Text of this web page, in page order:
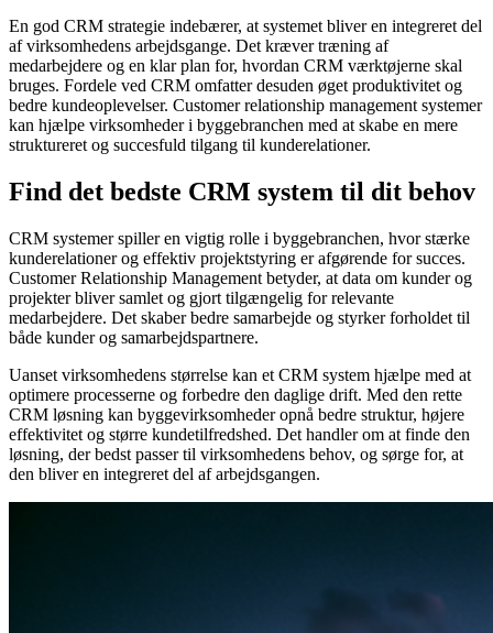
En god CRM strategie indebærer, at systemet bliver en integreret del
af virksomhedens arbejdsgange. Det kræver træning af
medarbejdere og en klar plan for, hvordan CRM værktøjerne skal
bruges. Fordele ved CRM omfatter desuden øget produktivitet og
bedre kundeoplevelser. Customer relationship management systemer
kan hjælpe virksomheder i byggebranchen med at skabe en mere
struktureret og succesfuld tilgang til kunderelationer.
Find det bedste CRM system til dit behov
CRM systemer spiller en vigtig rolle i byggebranchen, hvor stærke
kunderelationer og effektiv projektstyring er afgørende for succes.
Customer Relationship Management betyder, at data om kunder og
projekter bliver samlet og gjort tilgængelig for relevante
medarbejdere. Det skaber bedre samarbejde og styrker forholdet til
både kunder og samarbejdspartnere.
Uanset virksomhedens størrelse kan et CRM system hjælpe med at
optimere processerne og forbedre den daglige drift. Med den rette
CRM løsning kan byggevirksomheder opnå bedre struktur, højere
effektivitet og større kundetilfredshed. Det handler om at finde den
løsning, der bedst passer til virksomhedens behov, og sørge for, at
den bliver en integreret del af arbejdsgangen.